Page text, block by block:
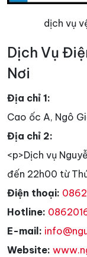
dịch vụ
Dịch Vụ
Nơi
Địa chỉ 1:
Cao ốc A, Ngô
Địa chỉ 2:
<p>Dịch vụ
đến 22h00 từ
Điện thoại:
Hotline:
E-mail:
Website: